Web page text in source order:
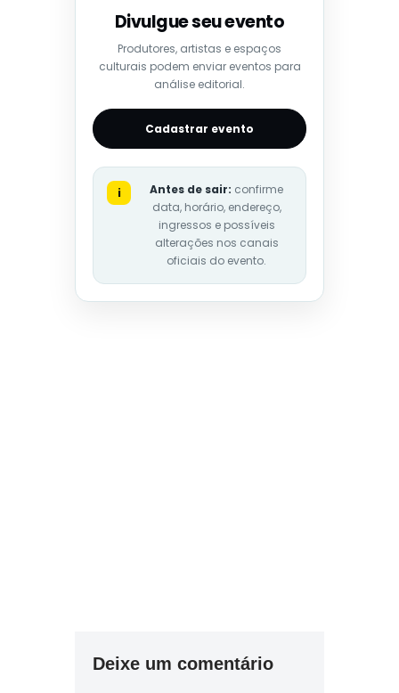
Divulgue seu evento
Produtores, artistas e espaços
culturais podem enviar eventos para
análise editorial.
Cadastrar evento
i Antes de sair: confirme
data, horário, endereço,
ingressos e possíveis
alterações nos canais
oficiais do evento.
Deixe um comentário